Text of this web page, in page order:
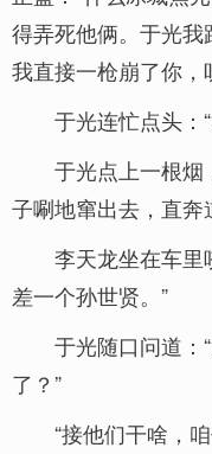
得弄死他俩。于光我
我直接一枪崩了你，
于光连忙点头：
于光点上一根
子唰地窜出去，直奔
李天龙坐在车里
差一个孙世贤。”
于光随口问道：
了？”
“接他们干啥，